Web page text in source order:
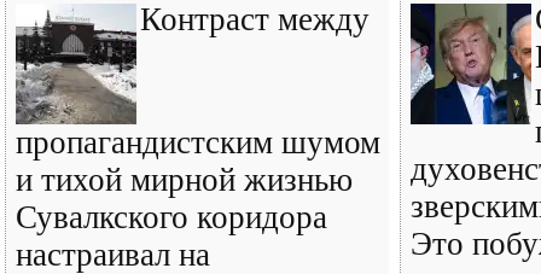
Контраст между
пропагандистским шумом
и тихой мирной жизнью
Сувалкского коридора
настраивал на
Это